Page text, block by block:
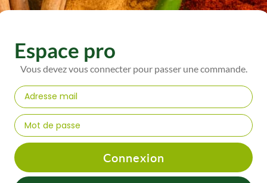
Espace pro
Vous devez vous connecter pour passer une commande.
Connexion